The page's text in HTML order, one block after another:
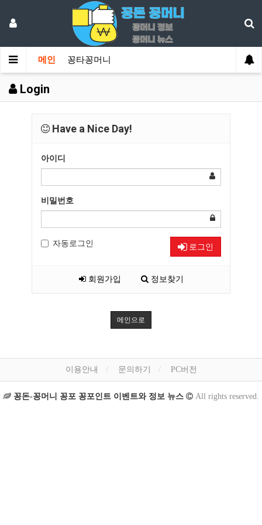
메인 꽁타꽁머니
Login
Have a Nice Day!
아이디
비밀번호
자동로그인 로그인
회원가입 정보찾기
메인으로
이용안내 문의하기 PC버전
꽁돈-꽁머니 꽁포 꽁포인트 이벤트와 정보 뉴스 All rights reserved.